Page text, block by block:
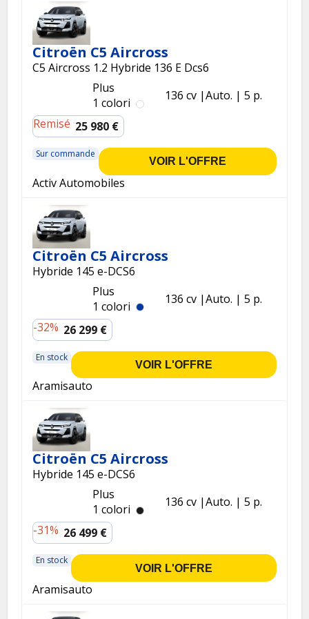
Citroën C5 Aircross
C5 Aircross 1.2 Hybride 136 E Dcs6
Plus
1 colori
136 cv Auto.
5 p.
Remisé 25 980 €
Sur commande
VOIR L'OFFRE
Activ Automobiles
Citroën C5 Aircross
Hybride 145 e-DCS6
Plus
1 colori
136 cv Auto.
5 p.
-32% 26 299 €
En stock
VOIR L'OFFRE
Aramisauto
Citroën C5 Aircross
Hybride 145 e-DCS6
Plus
1 colori
136 cv Auto.
5 p.
-31% 26 499 €
En stock
VOIR L'OFFRE
Aramisauto